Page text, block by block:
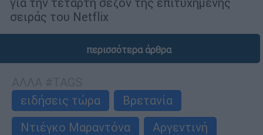
σειράς του Netflix
περισσότερα άρθρα
ειδήσεις τώρα
Βρετανία
Ντιέγκο Μαραντόνα
Αργεντινή